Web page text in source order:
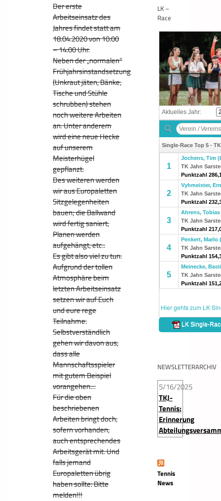
Der erste
Arbeitseinsatz des
Jahres findet statt am
18.04.2020 von 10:00
– 14:00 Uhr.
Neben der „normalen“
Frühjahrsinstandsetzung
(Unkraut jäten, Bänke,
Tische und Stühle
schrubben) stehen
noch weitere Arbeiten
an. Unter anderem
wird eine neue Hecke
auf unserem
Meisterhügel
gepflanzt.
Des weiteren werden
wir aus Europaletten
Sitzgelegenheiten
bauen; die Ballwand
wird fertig saniert,
Planen werden
aufgehängt, etc..
Es gibt also viel zu tun.
Aufgrund der tollen
Atmosphäre beim
letzten Arbeitseinsatz
setzen wir auf Euch
und eure rege
Teilnahme.
Selbstverständlich
gehen wir davon aus,
dass alle
Mannschaftsspieler
mit gutem Beispiel
vorangehen…
Für die oben
beschriebenen
Arbeiten bringt doch,
sofern vorhanden,
auch entsprechendes
Arbeitsgerät mit. Und
falls jemand
Europaletten übrig
haben sollte: Bitte
melden!!!
LK –
Race
NEWSLETTERARCHIV
5/16/2025
TKJ-
Tennis:
Erinnerung
Tennis
News